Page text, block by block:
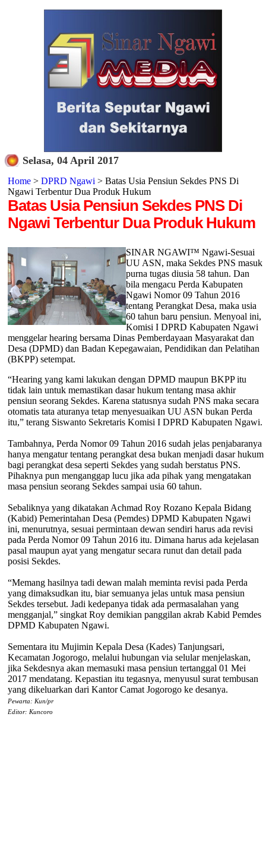
Selasa, 04 April 2017
Home> DPRD Ngawi > Batas Usia Pensiun Sekdes PNS Di
Ngawi Terbentur Dua Produk Hukum
Batas Usia Pensiun Sekdes PNS Di
Ngawi Terbentur Dua Produk Hukum
SINAR NGAWI™ Ngawi-Sesuai
UU ASN, maka Sekdes PNS masuk
purna tugas diusia 58 tahun. Dan
bila mengacu Perda Kabupaten
Ngawi Nomor 09 Tahun 2016
tentang Perangkat Desa, maka usia
60 tahun baru pensiun. Menyoal ini,
Komisi I DPRD Kabupaten Ngawi
menggelar hearing bersama Dinas Pemberdayaan Masyarakat dan
Desa (DPMD) dan Badan Kepegawaian, Pendidikan dan Pelatihan
(BKPP) setempat.
“Hearing yang kami lakukan dengan DPMD maupun BKPP itu
tidak lain untuk memastikan dasar hukum tentang masa akhir
pensiun seorang Sekdes. Karena statusnya sudah PNS maka secara
otomatis tata aturanya tetap menyesuaikan UU ASN bukan Perda
itu,” terang Siswanto Sekretaris Komisi I DPRD Kabupaten Ngawi.
Tambahnya, Perda Nomor 09 Tahun 2016 sudah jelas penjabaranya
hanya mengatur tentang perangkat desa bukan menjadi dasar hukum
bagi perangkat desa seperti Sekdes yang sudah berstatus PNS.
Pihaknya pun menganggap lucu jika ada pihak yang mengatakan
masa pensiun seorang Sekdes sampai usia 60 tahun.
Sebaliknya yang dikatakan Achmad Roy Rozano Kepala Bidang
(Kabid) Pemerintahan Desa (Pemdes) DPMD Kabupaten Ngawi
ini, menurutnya, sesuai permintaan dewan sendiri harus ada revisi
pada Perda Nomor 09 Tahun 2016 itu. Dimana harus ada kejelasan
pasal maupun ayat yang mengatur secara runut dan detail pada
posisi Sekdes.
“Memang hasilnya tadi dewan malah meminta revisi pada Perda
yang dimaksudkan itu, biar semuanya jelas untuk masa pensiun
Sekdes tersebut. Jadi kedepanya tidak ada permasalahan yang
mengganjal,” singkat Roy demikian panggilan akrab Kabid Pemdes
DPMD Kabupaten Ngawi.
Sementara itu Mujimin Kepala Desa (Kades) Tanjungsari,
Kecamatan Jogorogo, melalui hubungan via selular menjelaskan,
jika Sekdesnya akan memasuki masa pensiun tertanggal 01 Mei
2017 mendatang. Kepastian itu tegasnya, menyusul surat tembusan
yang dikeluarkan dari Kantor Camat Jogorogo ke desanya.
Pewarta: Kun/pr
Editor: Kuncoro